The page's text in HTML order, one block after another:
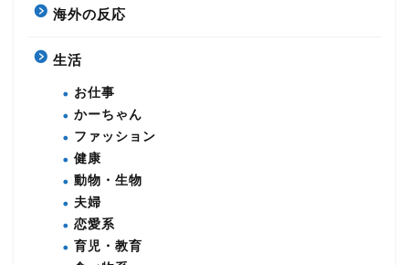
海外の反応
生活
お仕事
かーちゃん
ファッション
健康
動物・生物
夫婦
恋愛系
育児・教育